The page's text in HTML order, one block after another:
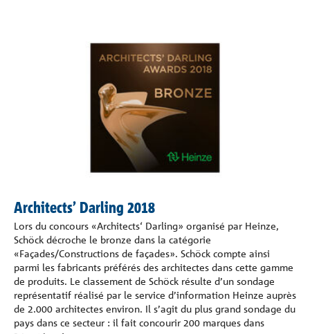
Architects’ Darling 2018
Lors du concours «Architects‘ Darling» organisé par Heinze,
Schöck décroche le bronze dans la catégorie
«Façades/Constructions de façades». Schöck compte ainsi
parmi les fabricants préférés des architectes dans cette gamme
de produits. Le classement de Schöck résulte d’un sondage
représentatif réalisé par le service d’information Heinze auprès
de 2.000 architectes environ. Il s’agit du plus grand sondage du
pays dans ce secteur : il fait concourir 200 marques dans